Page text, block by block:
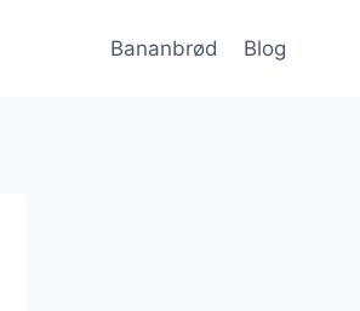
Bananbrød Blog